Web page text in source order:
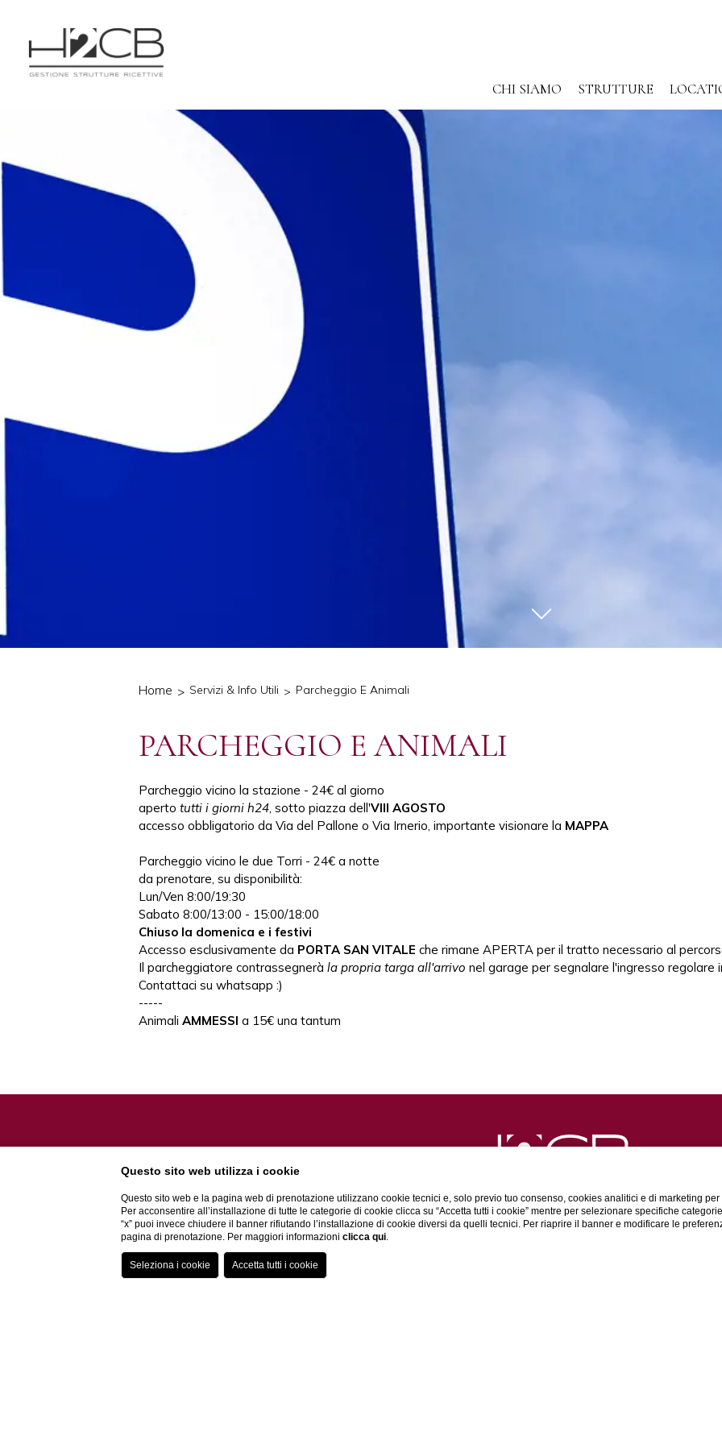
CHI SIAMO STRUTTURE
Home Servizi & Info Utili Parcheggio E Animali
PARCHEGGIO E ANIMALI
Parcheggio vicino la stazione - 24€ al giorno
aperto tutti i giorni h24 , sotto piazza dell'VIII AGOSTO
accesso obbligatorio da Via del Pallone o Via Irnerio, importante visionare la MAPPA
Parcheggio vicino le due Torri - 24€ a notte
da prenotare, su disponibilità:
Lun/Ven 8:00/19:30
Sabato 8:00/13:00 - 15:00/18:00
Chiuso la domenica e i festivi
Accesso esclusivamente da PORTA SAN VITALE che rimane APERTA per il tratto necessario al
Il parcheggiatore contrassegnerà la propria targa all'arrivo nel garage per segnalare l'ingresso regolare
Contattaci su whatsapp :)
-----
Animali AMMESSI a 15€ una tantum
Questo sito web utilizza i cookie
Questo sito web e la pagina web di prenotazione utilizzano cookie tecnici e, solo previo tuo consenso, cookies analitici e di marketing
Per acconsentire all’installazione di tutte le categorie di cookie clicca su “Accetta tutti i cookie” mentre per selezionare specifiche
“x” puoi invece chiudere il banner rifiutando l’installazione di cookie diversi da quelli tecnici. Per riaprire il banner e modificare le
pagina di prenotazione. Per maggiori informazioniclicca qui.